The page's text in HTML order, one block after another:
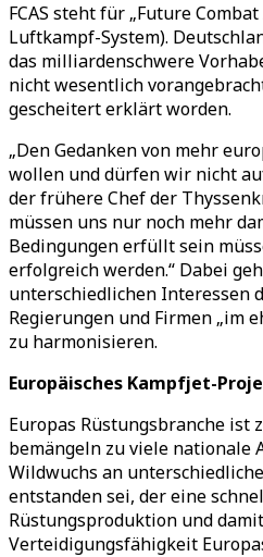
FCAS steht für „Future
Luftkampf-System).
das milliardenschwere
nicht wesentlich
gescheitert erklärt worden.
„Den Gedanken von mehr
wollen und dürfen wir nicht
der frühere Chef der
müssen uns nur noch mehr
Bedingungen erfüllt sein
erfolgreich werden.“ Dabei
unterschiedlichen Interessen
Regierungen und Firmen „im
zu harmonisieren.
Europäisches Kampfjet-
Europas Rüstungsbranche
bemängeln zu viele nationale
Wildwuchs an
entstanden sei, der eine
Rüstungsproduktion und
Verteidigungsfähigkeit